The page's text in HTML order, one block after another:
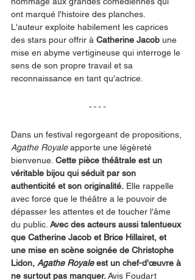
ont marqué l'histoire des planches.
L'auteur exploite habilement les caprices
des stars pour offrir à Catherine Jacob une
mise en abyme vertigineuse qui interroge le
sens de son propre travail et sa
reconnaissance en tant qu'actrice.
Dans un festival regorgeant de propositions,
Agathe Royale apporte une légèreté
bienvenue. Cette pièce théâtrale est un
véritable bijou qui séduit par son
authenticité et son originalité. Elle rappelle
avec force que le théâtre a le pouvoir de
dépasser les attentes et de toucher l'âme
du public. Avec des acteurs aussi talentueux
que Catherine Jacob et Brice Hillairet, et
une mise en scène soignée de Christophe
Lidon, Agathe Royale est un chef-d'œuvre à
ne surtout pas manquer. Avis Foudart